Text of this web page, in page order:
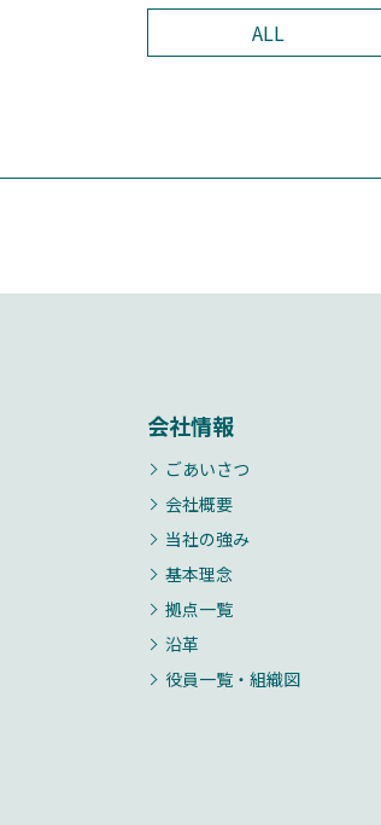
ALL
会社情報
ごあいさつ
会社概要
当社の強み
基本理念
拠点一覧
沿革
役員一覧・組織図